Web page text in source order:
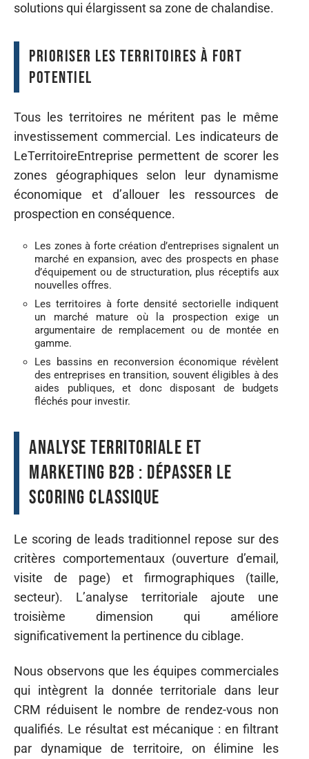
solutions qui élargissent sa zone de chalandise.
Prioriser les territoires à fort
potentiel
Tous les territoires ne méritent pas le même
investissement commercial. Les indicateurs de
LeTerritoireEntreprise permettent de scorer les
zones géographiques selon leur dynamisme
économique et d’allouer les ressources de
prospection en conséquence.
Les zones à forte création d’entreprises signalent un
marché en expansion, avec des prospects en phase
d’équipement ou de structuration, plus réceptifs aux
nouvelles offres.
Les territoires à forte densité sectorielle indiquent
un marché mature où la prospection exige un
argumentaire de remplacement ou de montée en
gamme.
Les bassins en reconversion économique révèlent
des entreprises en transition, souvent éligibles à des
aides publiques, et donc disposant de budgets
fléchés pour investir.
Analyse territoriale et
marketing B2B : dépasser le
scoring classique
Le scoring de leads traditionnel repose sur des
critères comportementaux (ouverture d’email,
visite de page) et firmographiques (taille,
secteur). L’analyse territoriale ajoute une
troisième dimension qui améliore
significativement la pertinence du ciblage.
Nous observons que les équipes commerciales
qui intègrent la donnée territoriale dans leur
CRM réduisent le nombre de rendez-vous non
qualifiés. Le résultat est mécanique : en filtrant
par dynamique de territoire, on élimine les